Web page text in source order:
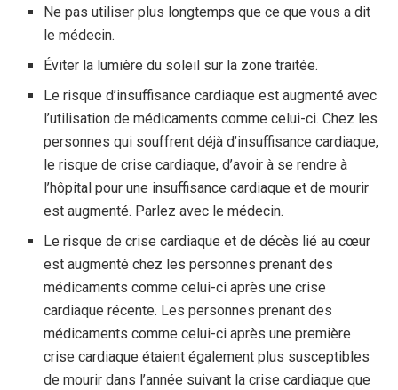
Ne pas utiliser plus longtemps que ce que vous a dit
le médecin.
Éviter la lumière du soleil sur la zone traitée.
Le risque d’insuffisance cardiaque est augmenté avec
l’utilisation de médicaments comme celui-ci. Chez les
personnes qui souffrent déjà d’insuffisance cardiaque,
le risque de crise cardiaque, d’avoir à se rendre à
l’hôpital pour une insuffisance cardiaque et de mourir
est augmenté. Parlez avec le médecin.
Le risque de crise cardiaque et de décès lié au cœur
est augmenté chez les personnes prenant des
médicaments comme celui-ci après une crise
cardiaque récente. Les personnes prenant des
médicaments comme celui-ci après une première
crise cardiaque étaient également plus susceptibles
de mourir dans l’année suivant la crise cardiaque que